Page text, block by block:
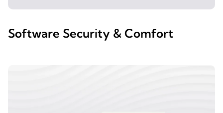
Software Security & Comfort